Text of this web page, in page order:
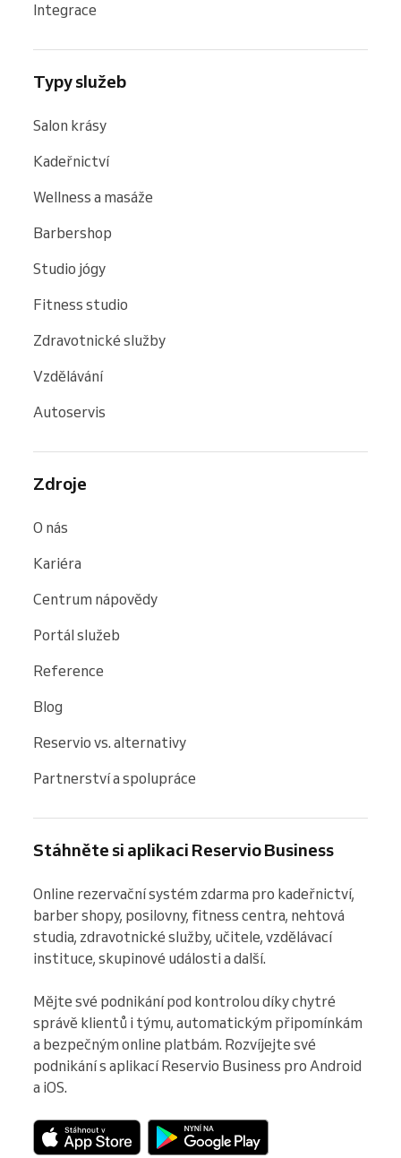
Integrace
Typy služeb
Salon krásy
Kadeřnictví
Wellness a masáže
Barbershop
Studio jógy
Fitness studio
Zdravotnické služby
Vzdělávání
Autoservis
Zdroje
O nás
Kariéra
Centrum nápovědy
Portál služeb
Reference
Blog
Reservio vs. alternativy
Partnerství a spolupráce
Stáhněte si aplikaci Reservio Business
Online rezervační systém zdarma pro kadeřnictví,
barber shopy, posilovny, fitness centra, nehtová
studia, zdravotnické služby, učitele, vzdělávací
instituce, skupinové události a další.
Mějte své podnikání pod kontrolou díky chytré
správě klientů i týmu, automatickým připomínkám
a bezpečným online platbám. Rozvíjejte své
podnikání s aplikací Reservio Business pro Android
a iOS.